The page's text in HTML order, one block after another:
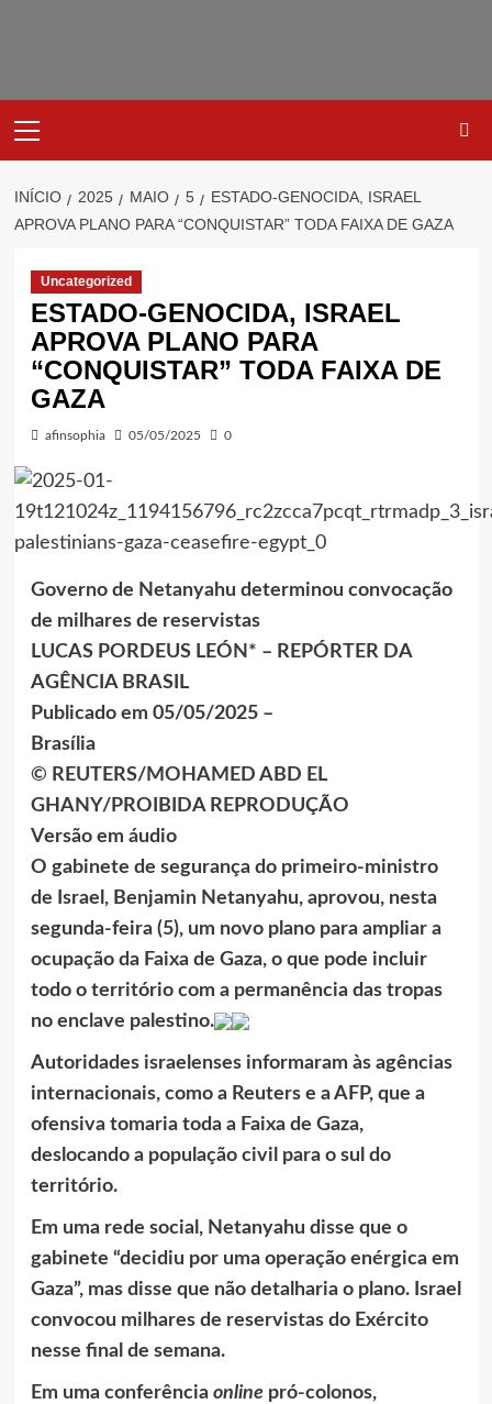
Menu
INÍCIO 2025 MAIO 5
ESTADO-GENOCIDA, ISRAEL
APROVA PLANO PARA “CONQUISTAR” TODA FAIXA DE GAZA
Uncategorized
ESTADO-GENOCIDA, ISRAEL
APROVA PLANO PARA
“CONQUISTAR” TODA FAIXA DE
GAZA
afinsophia 05/05/2025 0
Governo de Netanyahu determinou convocação
de milhares de reservistas
LUCAS PORDEUS LEÓN* – REPÓRTER DA
AGÊNCIA BRASIL
Publicado em 05/05/2025 –
Brasília
© REUTERS/MOHAMED ABD EL
GHANY/PROIBIDA REPRODUÇÃO
Versão em áudio
O gabinete de segurança do primeiro-ministro
de Israel, Benjamin Netanyahu, aprovou, nesta
segunda-feira (5), um novo plano para ampliar a
ocupação da Faixa de Gaza, o que pode incluir
todo o território com a permanência das tropas
no enclave palestino.
Autoridades israelenses informaram às agências
internacionais, como a Reuters e a AFP, que a
ofensiva tomaria toda a Faixa de Gaza,
deslocando a população civil para o sul do
território.
Em uma rede social, Netanyahu disse que o
gabinete “decidiu por uma operação enérgica em
Gaza”, mas disse que não detalharia o plano. Israel
convocou milhares de reservistas do Exército
nesse final de semana.
Em uma conferência online pró-colonos,